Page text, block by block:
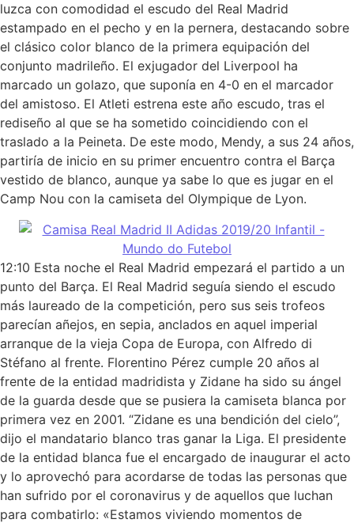
luzca con comodidad el escudo del Real Madrid
estampado en el pecho y en la pernera, destacando sobre
el clásico color blanco de la primera equipación del
conjunto madrileño. El exjugador del Liverpool ha
marcado un golazo, que suponía en 4-0 en el marcador
del amistoso. El Atleti estrena este año escudo, tras el
rediseño al que se ha sometido coincidiendo con el
traslado a la Peineta. De este modo, Mendy, a sus 24 años,
partiría de inicio en su primer encuentro contra el Barça
vestido de blanco, aunque ya sabe lo que es jugar en el
Camp Nou con la camiseta del Olympique de Lyon.
12:10 Esta noche el Real Madrid empezará el partido a un
punto del Barça. El Real Madrid seguía siendo el escudo
más laureado de la competición, pero sus seis trofeos
parecían añejos, en sepia, anclados en aquel imperial
arranque de la vieja Copa de Europa, con Alfredo di
Stéfano al frente. Florentino Pérez cumple 20 años al
frente de la entidad madridista y Zidane ha sido su ángel
de la guarda desde que se pusiera la camiseta blanca por
primera vez en 2001. “Zidane es una bendición del cielo”,
dijo el mandatario blanco tras ganar la Liga. El presidente
de la entidad blanca fue el encargado de inaugurar el acto
y lo aprovechó para acordarse de todas las personas que
han sufrido por el coronavirus y de aquellos que luchan
para combatirlo: «Estamos viviendo momentos de